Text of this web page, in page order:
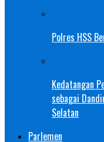
Polres HSS
Kedatangan
sebagai
Selatan
Parlemen